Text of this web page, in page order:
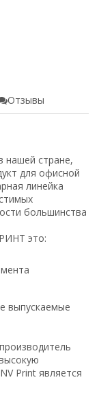
Отзывы
нашей стране,
для офисной
линейка
большинства
это:
выпускаемые
Print является